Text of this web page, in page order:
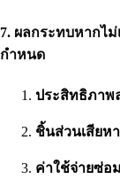
7. ผลกระทบหากไ
กำหนด
ประสิทธิภาพ
ชิ้นส่วนเสียห
ค่าใช้จ่ายซ่อ